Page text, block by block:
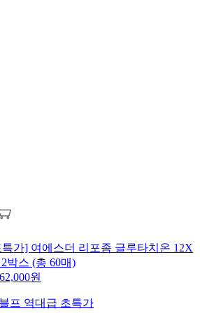
가] 여에스더 리포좀 글루타치온 12X
박스 (총 60매)
62,000원
프 역대급 초특가